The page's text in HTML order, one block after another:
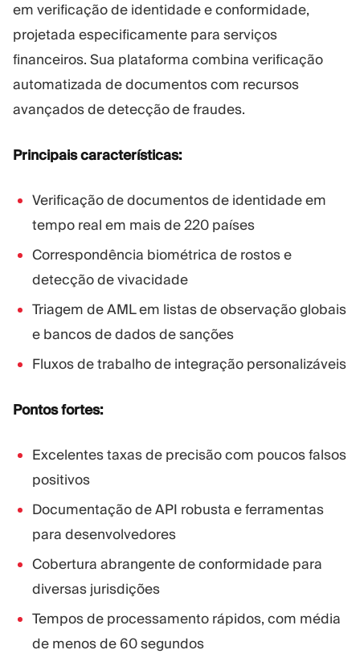
em verificação de identidade e conformidade,
projetada especificamente para serviços
financeiros. Sua plataforma combina verificação
automatizada de documentos com recursos
avançados de detecção de fraudes.
Principais características:
Verificação de documentos de identidade em
tempo real em mais de 220 países
Correspondência biométrica de rostos e
detecção de vivacidade
Triagem de AML em listas de observação globais
e bancos de dados de sanções
Fluxos de trabalho de integração personalizáveis
Pontos fortes:
Excelentes taxas de precisão com poucos falsos
positivos
Documentação de API robusta e ferramentas
para desenvolvedores
Cobertura abrangente de conformidade para
diversas jurisdições
Tempos de processamento rápidos, com média
de menos de 60 segundos